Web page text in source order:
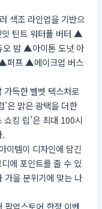
색조 라인업을 기반으
틴트 워터풀 버터 ▲
오 밤 ▲아이톤 도넛 아
퍼프 ▲메이크업 버스
가득한 벨벳 텍스처로
’은 맑은 광택을 더한
쇼킹 립’은 최대 100시
.
이템이 디자인에 담긴
에 포인트를 줄 수 있
가을 분위기에 맞는 나
팝업스토어 한정 이벤